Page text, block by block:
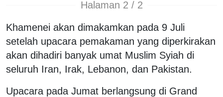
Halaman 2 / 2
Khamenei akan dimakamkan pada 9 Juli
setelah upacara pemakaman yang diperkirakan
akan dihadiri banyak umat Muslim Syiah di
seluruh Iran, Irak, Lebanon, dan Pakistan.
Upacara pada Jumat berlangsung di Grand